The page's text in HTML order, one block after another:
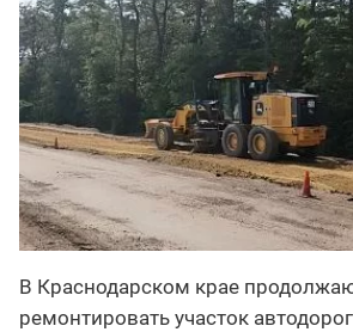
В Краснодарском крае
ремонтировать участок